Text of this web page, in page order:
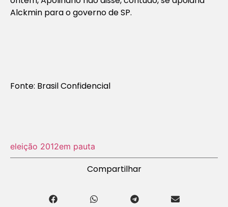
Alckmin para o governo de SP.
Fonte: Brasil Confidencial
eleição 2012em pauta
Compartilhar